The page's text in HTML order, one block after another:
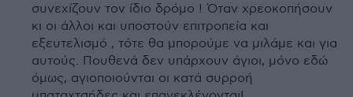
συνεχίζουν τον ίδιο δρόμο ! Όταν χρεοκοπήσουν
κι οι άλλοι και υποστούν επιτροπεία και
εξευτελισμό , τότε θα μπορούμε να μιλάμε και για
αυτούς. Πουθενά δεν υπάρχουν άγιοι, μόνο εδώ
όμως, αγιοποιούνται οι κατά συρροή